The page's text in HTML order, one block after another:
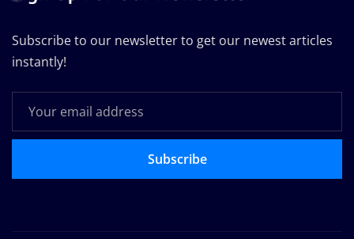
Subscribe to our newsletter to get our newest articles
instantly!
Subscribe